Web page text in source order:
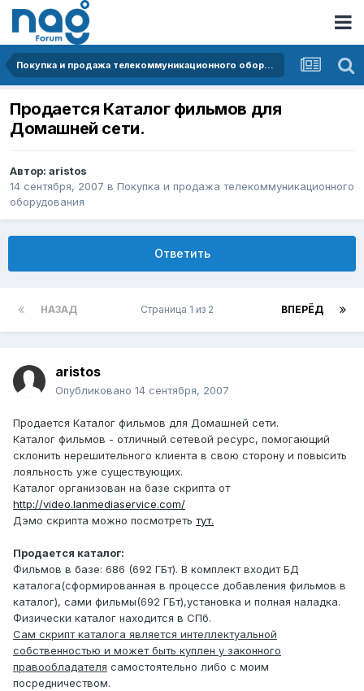
Покупка и продажа телекоммуникационного оборудования
Продается Каталог фильмов для
Домашней сети.
Автор: aristos
14 сентября, 2007 в Покупка и продажа телекоммуникационного
оборудования
Ответить
НАЗАД ВПЕРЁД
Страница 1 из 2
aristos
Опубликовано 14 сентября, 2007
Продается Каталог фильмов для Домашней сети.
Каталог фильмов - отличный сетевой ресурс, помогающий
склонить нерешительного клиента в свою сторону и повысить
лояльность уже существующих.
Каталог организован на базе скрипта от
http://video.lanmediaservice.com/
Дэмо скрипта можно посмотреть тут.
Продается каталог:
Фильмов в базе: 686 (692 ГБт). В комплект входит БД
каталога(сформированная в процессе добавления фильмов в
каталог), сами фильмы(692 ГБт),установка и полная наладка.
Физически каталог находится в СПб.
Сам скрипт каталога является интеллектуальной
собственностью и может быть куплен у законного
правообладателя самостоятельно либо с моим
посредничеством.